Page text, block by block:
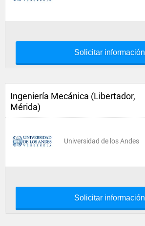
Solicitar información
Ingeniería Mecánica (Libertador,
Mérida)
Universidad de los Andes
Solicitar información